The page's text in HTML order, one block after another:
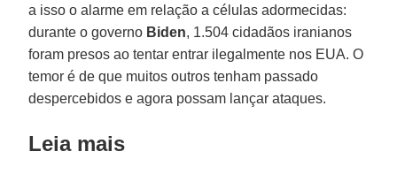
a isso o alarme em relação a células adormecidas:
durante o governo Biden, 1.504 cidadãos iranianos
foram presos ao tentar entrar ilegalmente nos EUA. O
temor é de que muitos outros tenham passado
despercebidos e agora possam lançar ataques.
Leia mais